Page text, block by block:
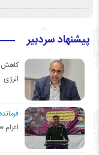
پیشنهاد سردبیر
انرژی
اعزام ۱۰۰۰ مهدیشهری به تشییع رهبر شهید